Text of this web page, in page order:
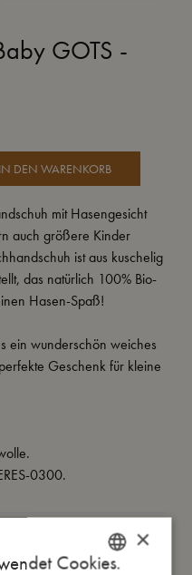
GOTS -
IN DEN WARENKORB
mit Hasengesicht
auch größere Kinder
ist aus kuschelig
das natürlich 100% Bio-
Hasen-Spaß!
ein wunderschön weiches
Geschenk für kleine
0300.
×
Cookies.